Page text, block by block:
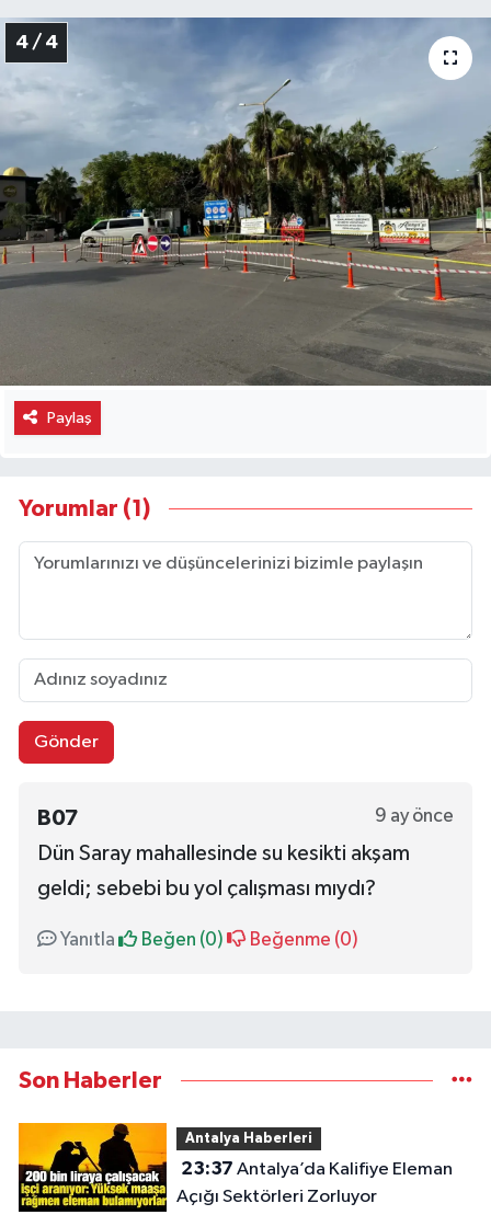
4 / 4
Paylaş
Yorumlar (1)
Gönder
B07 9 ay önce
Dün Saray mahallesinde su kesikti akşam
geldi; sebebi bu yol çalışması mıydı?
Yanıtla Beğen (0) Beğenme (0)
Son Haberler
Antalya Haberleri
23:37
Açığı Sektörleri Zorluyor